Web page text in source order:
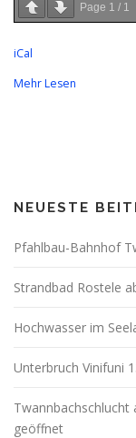
Page 1 / 1
iCal
Mehr Lesen
NEUESTE
Pfahlbau-Bahnhof
Strandbad Rostele
Hochwasser im
Unterbruch Vinifuni
Twannbachschlucht
geöffnet